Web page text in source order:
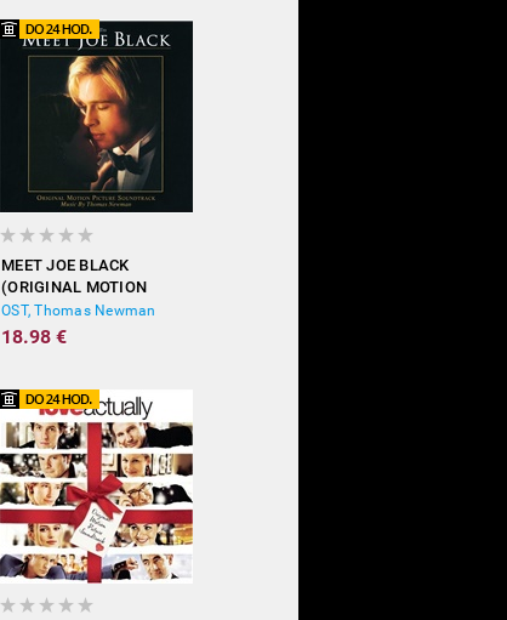
MEET JOE BLACK
(ORIGINAL MOTION
PICTURE SOUNDTRACK)
OST, Thomas Newman
18.98 €